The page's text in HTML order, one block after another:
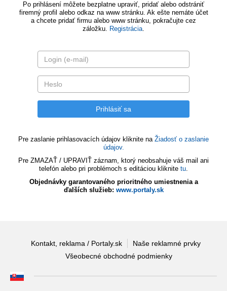
Po prihlásení môžete bezplatne upraviť, pridať alebo odstrániť
firemný profil alebo odkaz na www stránku. Ak ešte nemáte účet
a chcete pridať firmu alebo www stránku, pokračujte cez
záložku. Registrácia.
Pre zaslanie prihlasovacích údajov kliknite na Žiadosť o zaslanie
údajov.
Pre ZMAZAŤ / UPRAVIŤ záznam, ktorý neobsahuje váš mail ani
telefón alebo pri problémoch s editáciou kliknite tu.
Objednávky garantovaného prioritného umiestnenia a
ďalších služieb: www.portaly.sk
Kontakt, reklama / Portaly.sk
Naše reklamné prvky
Všeobecné obchodné podmienky